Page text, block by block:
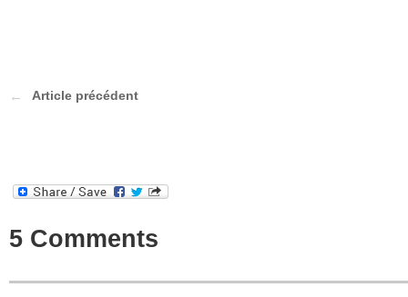
Article précédent
5 Comments